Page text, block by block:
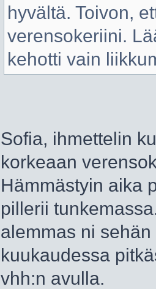
hyvältä. Toivon,
verensokeriini.
kehotti vain
Sofia, ihmettelin
korkeaan
Hämmästyin aika
pillerii
alemmas ni
kuukaudessa
vhh:n avulla.